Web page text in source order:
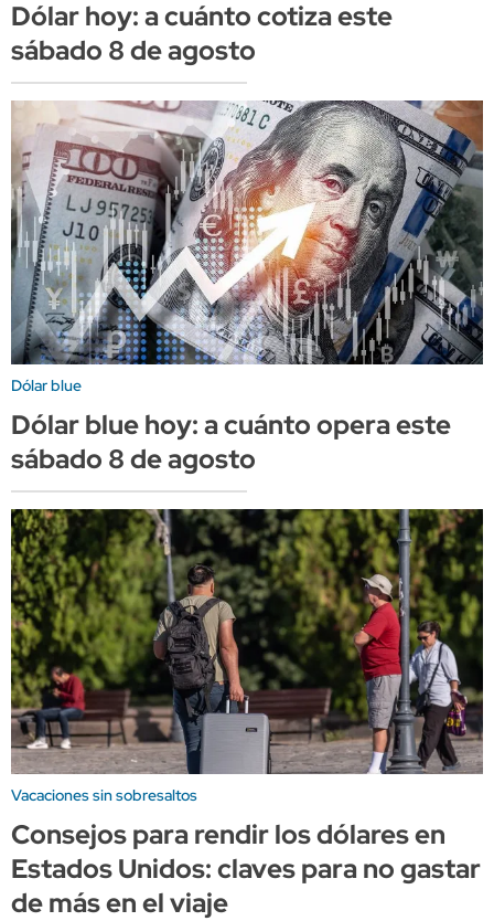
Dólar hoy: a cuánto cotiza este
sábado 8 de agosto
Dólar blue
Dólar blue hoy: a cuánto opera este
sábado 8 de agosto
Vacaciones sin sobresaltos
Consejos para rendir los dólares en
Estados Unidos: claves para no gastar
de más en el viaje